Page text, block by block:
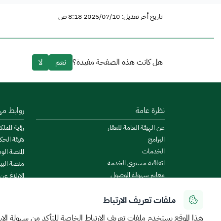
ملفات تعريف الارتباط
هذا الموقع يستخدم ملفات تعريف الارتباط الخاصة للتأكد من سهولة
تاريخ أخر تعديل: 2025/07/10 8:18 ص
هل كانت هذه الصفحة مفيدة؟ نعم لا
نظرة عامة
عن الهيئة العامة للعقار
البرامج
الخدمات
اتفاقية مستوى الخدمة
معايير سهولة الوصول
الروزنامة العقارية
روابط
رؤية
هيئة
المنصة
منصة
الإبلاغ